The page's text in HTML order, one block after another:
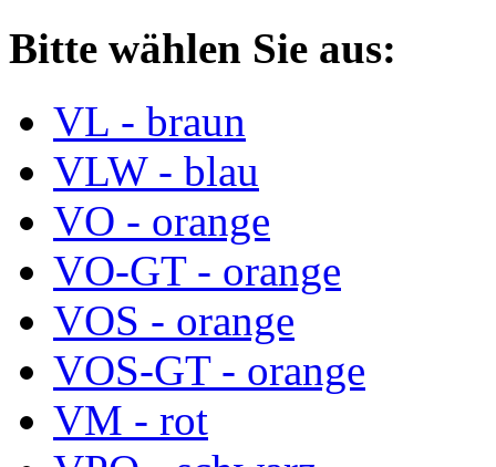
Bitte wählen Sie aus:
VL - braun
VLW - blau
VO - orange
VO-GT - orange
VOS - orange
VOS-GT - orange
VM - rot